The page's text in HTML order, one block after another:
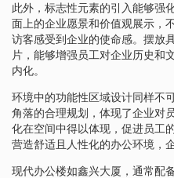
此外，标志性元素的引入能够强
面上的企业愿景和价值观展示，
访客感受到企业的使命感。摆放
片，能够增强员工对企业历史和
内化。
环境中的功能性区域设计同样不
角落的合理规划，体现了企业对
化在空间中得以体现，促进员工
营造舒适且人性化的办公环境，
现代办公楼如鑫兴大厦，通常配